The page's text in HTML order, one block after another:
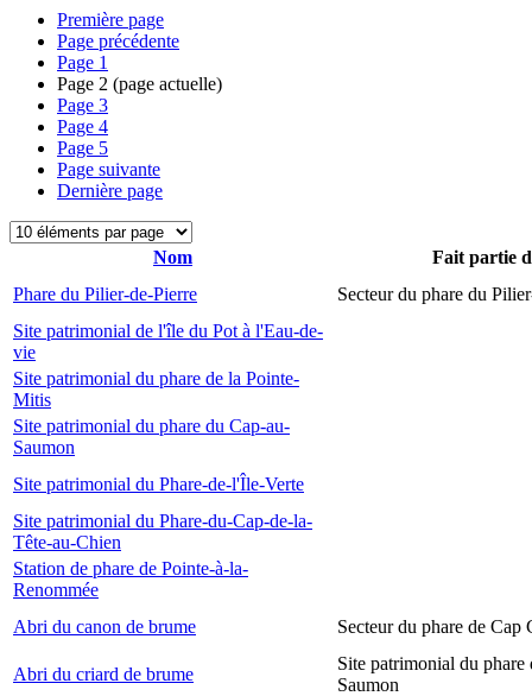
Première page
Page précédente
Page 1
Page 2 (page actuelle)
Page 3
Page 4
Page 5
Page suivante
Dernière page
Nom
Fait partie
Phare du Pilier-de-Pierre
Secteur du phare du
Site patrimonial de l'île du Pot à l'Eau-de-
vie
Site patrimonial du phare de la Pointe-
Mitis
Site patrimonial du phare du Cap-au-
Saumon
Site patrimonial du Phare-de-l'Île-Verte
Site patrimonial du Phare-du-Cap-de-la-
Tête-au-Chien
Station de phare de Pointe-à-la-
Renommée
Abri du canon de brume
Secteur du phare de Cap
Abri du criard de brume
Site patrimonial du phare
Saumon